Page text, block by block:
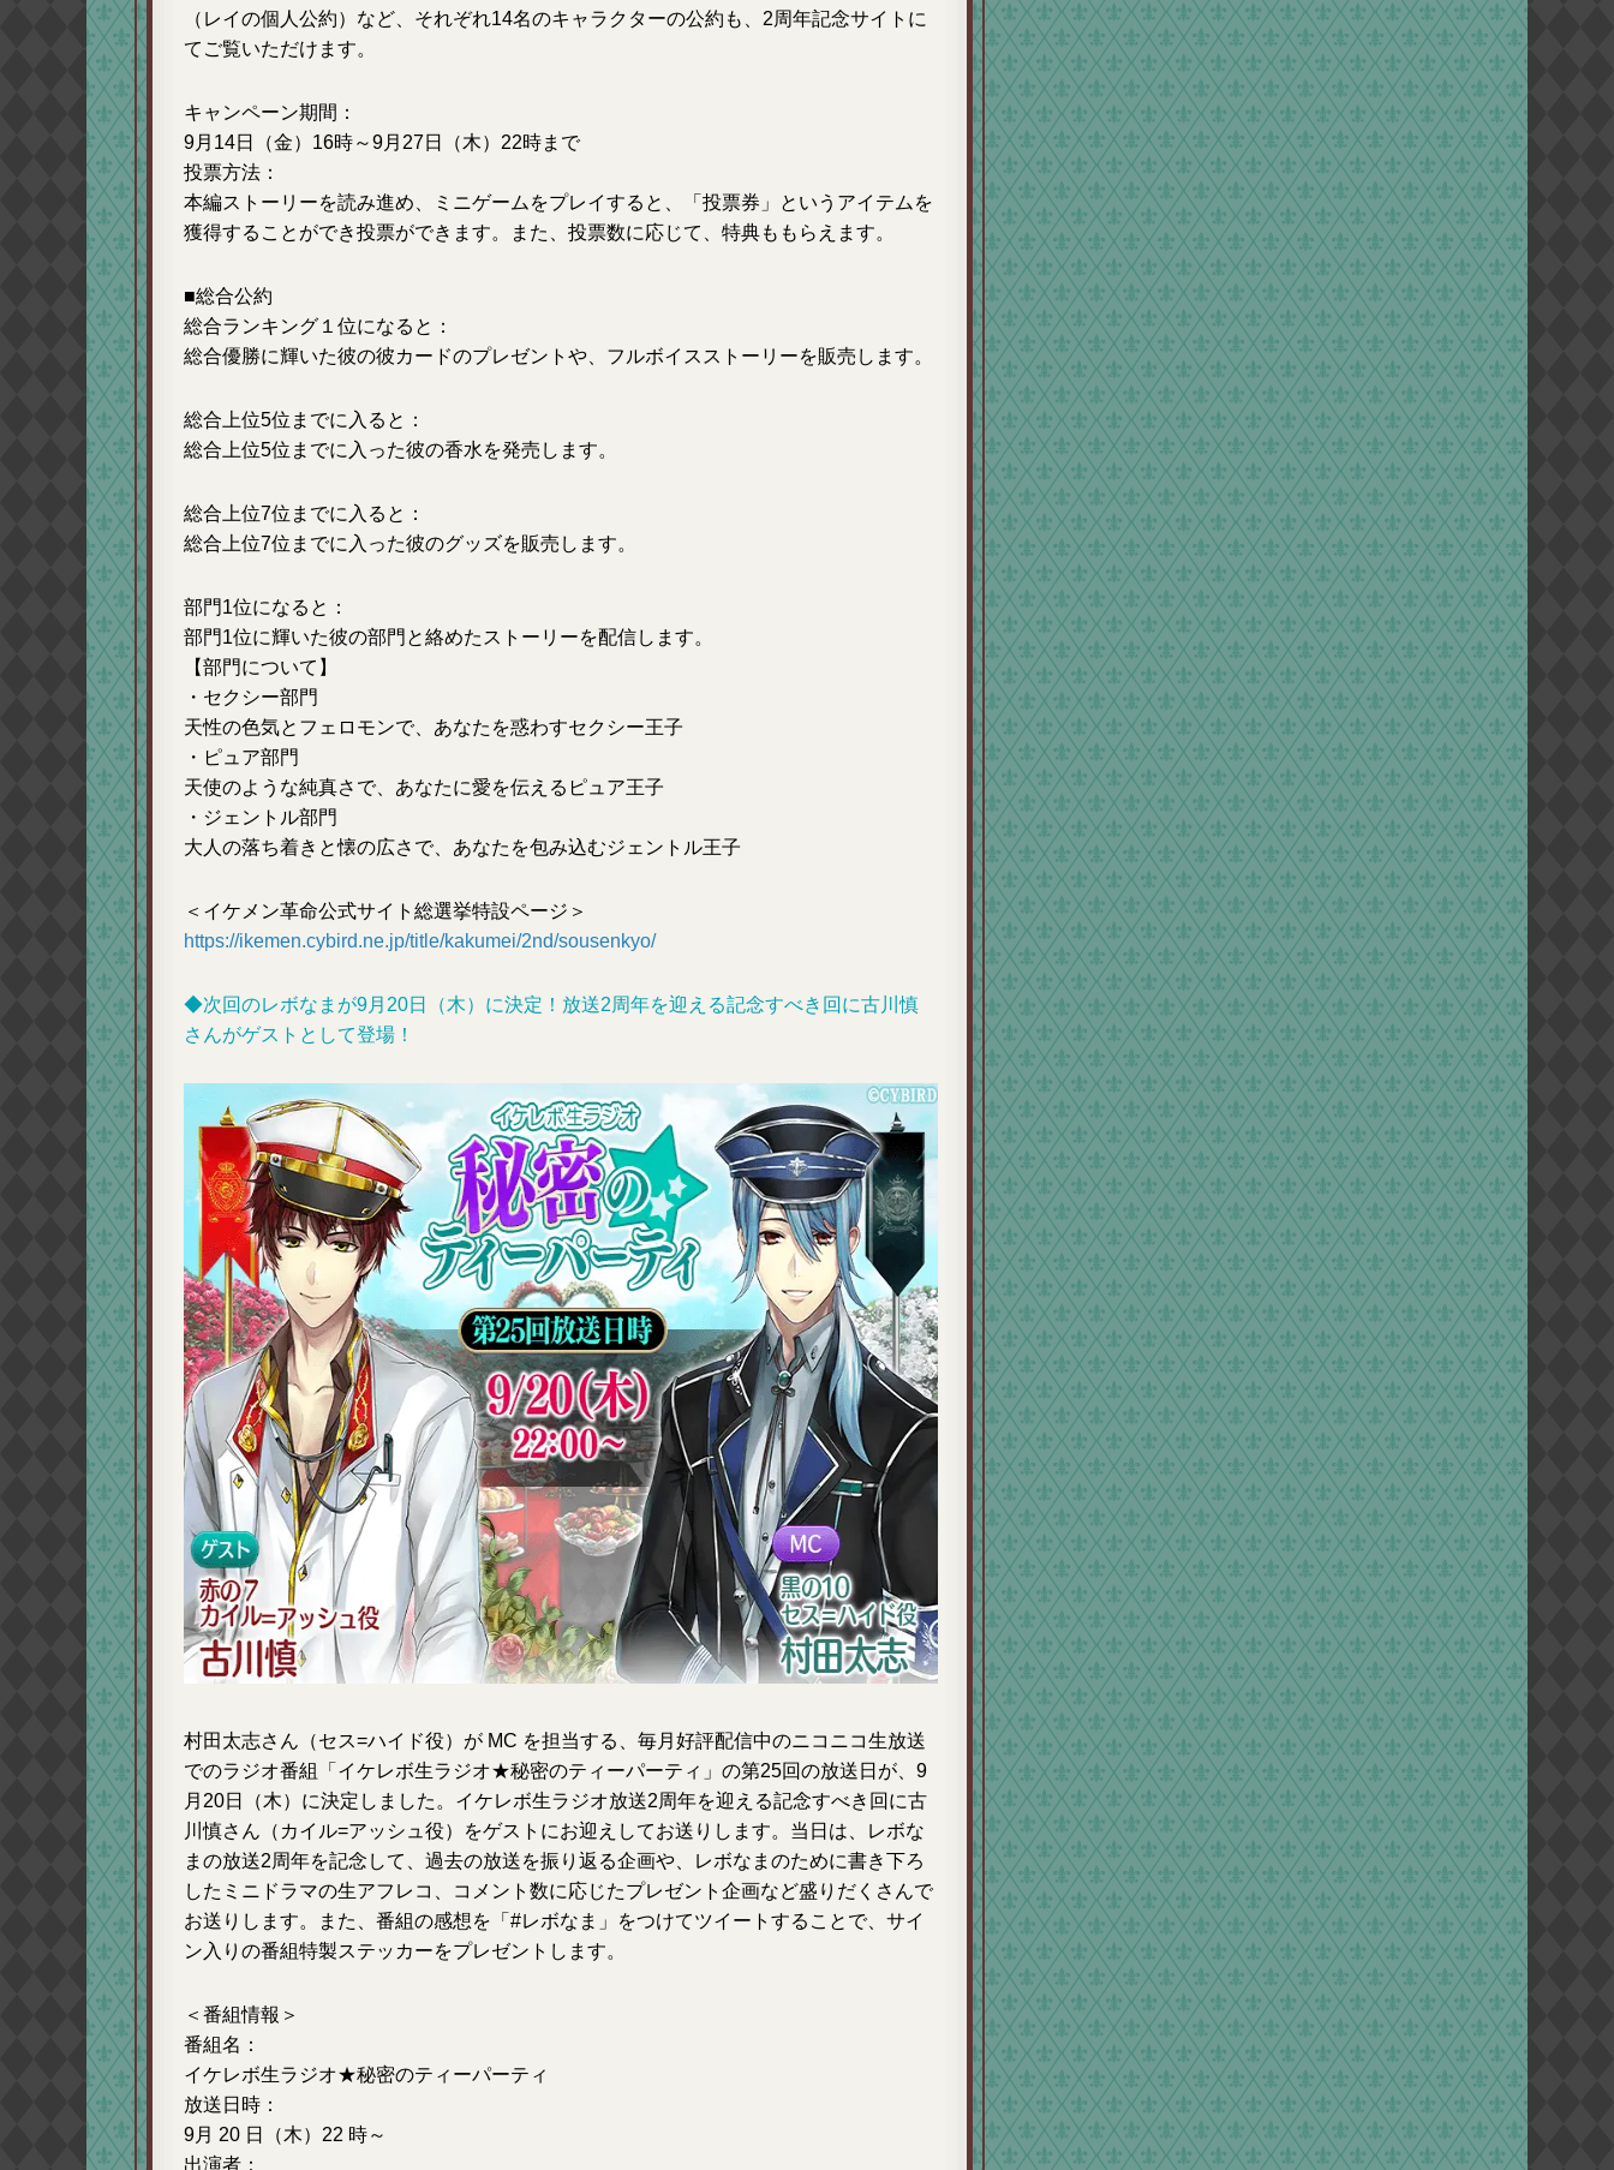
（レイの個人公約）など、それぞれ14名のキャラクターの公約も、2周年記念サイトに
てご覧いただけます。
キャンペーン期間 ：
9月14日（金）16時～9月27日（木）22時まで
投票方法 ：
本編ストーリーを読み進め、ミニゲームをプレイすると、「投票券」というアイテムを
獲得することができ投票ができます。また、投票数に応じて、特典ももらえます。
■総合公約
総合ランキング１位になると：
総合優勝に輝いた彼の彼カードのプレゼントや、フルボイスストーリーを販売します。
総合上位5位までに入ると：
総合上位5位までに入った彼の香水を発売します。
総合上位7位までに入ると：
総合上位7位までに入った彼のグッズを販売します。
部門1位になると：
部門1位に輝いた彼の部門と絡めたストーリーを配信します。
【部門について】
・セクシー部門
天性の色気とフェロモンで、あなたを惑わすセクシー王子
・ピュア部門
天使のような純真さで、あなたに愛を伝えるピュア王子
・ジェントル部門
大人の落ち着きと懐の広さで、あなたを包み込むジェントル王子
＜イケメン革命公式サイト総選挙特設ページ＞
https://ikemen.cybird.ne.jp/title/kakumei/2nd/sousenkyo/
◆次回のレボなまが9月20日（木）に決定！放送2周年を迎える記念すべき回に古川慎
さんがゲストとして登場！
村田太志さん（セス=ハイド役）が MC を担当する、毎月好評配信中のニコニコ生放送
でのラジオ番組「イケレボ生ラジオ★秘密のティーパーティ」の第25回の放送日が、9
月20日（木）に決定しました。イケレボ生ラジオ放送2周年を迎える記念すべき回に古
川慎さん（カイル=アッシュ役）をゲストにお迎えしてお送りします。当日は、レボな
まの放送2周年を記念して、過去の放送を振り返る企画や、レボなまのために書き下ろ
したミニドラマの生アフレコ、コメント数に応じたプレゼント企画など盛りだくさんで
お送りします。また、番組の感想を「#レボなま」をつけてツイートすることで、サイ
ン入りの番組特製ステッカーをプレゼントします。
＜番組情報＞
番組名：
イケレボ生ラジオ★秘密のティーパーティ
放送日時：
9月 20 日（木）22 時～
出演者：